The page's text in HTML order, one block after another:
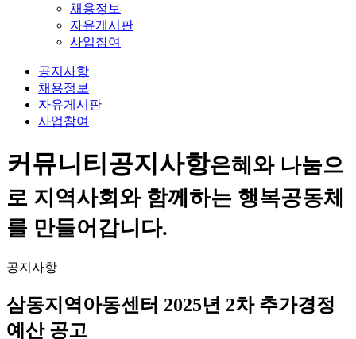
채용정보
자유게시판
사업참여
공지사항
채용정보
자유게시판
사업참여
커뮤니티공지사항은혜와 나눔으
로 지역사회와 함께하는 행복공동체
를 만들어갑니다.
공지사항
삼동지역아동센터 2025년 2차 추가경정
예산 공고